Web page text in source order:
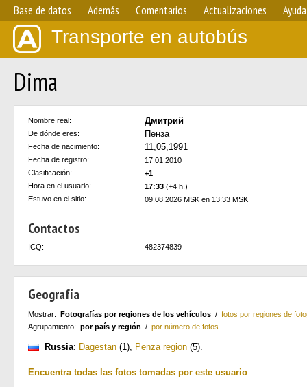
Base de datos Además Comentarios Actualizaciones Ayuda
Transporte en autobús
Dima
Nombre real: Дмитрий
De dónde eres: Пенза
Fecha de nacimiento: 11,05,1991
Fecha de registro:
17.01.2010
Clasificación:
+1
Hora en el usuario:
17:33 (+4 h.)
Estuvo en el sitio:
09.08.2026 MSK en 13:33 MSK
Contactos
ICQ: 482374839
Geografía
Mostrar: Fotografías por regiones de los vehículos / fotos por regiones de
Agrupamiento: por país y región / por número de fotos
Russia: Dagestan (1), Penza region (5).
Encuentra todas las fotos tomadas por este usuario